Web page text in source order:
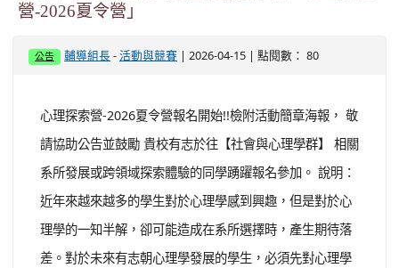
營-2026夏令營」
公告 輔導組長 -活動與競賽 | 2026-04-15 | 點閱數： 80
心理探索營-2026夏令營報名開始!!檢附活動簡章海報， 敬
請協助公告並鼓勵 貴校有志於往【社會與心理學群】 相關
系所發展或跨領域探索體驗的同學踴躍報名參加。 說明：
近年來越來越多的學生對於心理學感到興趣，但是對於心
理學的一知半解，卻可能造成在系所選擇時，產生期待落
差。對於未來有志朝心理學發展的學生，必須先對心理學